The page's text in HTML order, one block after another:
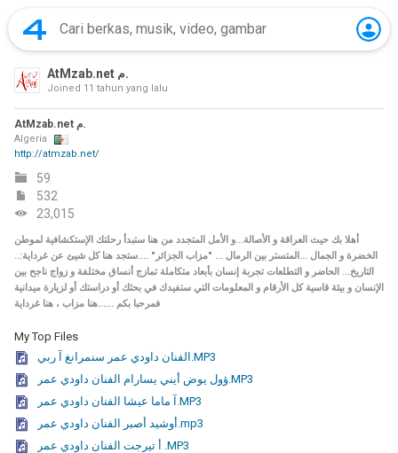
AtMzab.net م.
Joined 11 tahun yang lalu
AtMzab.net م.
Algeria
http://atmzab.net/
59
532
23,015
أهلا بك حيث العراقة و الأصالة...و الأمل المتجدد من هنا ستبدأ رحلتك الإستكشافية لموطن
الخضرة و الجمال ...المتستر بين الرمال ... "مزاب الجزائر" ....ستجد هنا كل شيئ عن غرداية:..
التاريخ... الحاضر و التطلعات تجربة إنسان بأبعاد متكاملة تمازج أنساق مختلفة و زواج ناجح بين
الإنسان و بيئة قاسية كل الأرقام و المعلومات التي ستفيدك في بحثك أو دراستك أو لزيارة ميدانية
فمرحبا بكم ......هنا مزاب ، هنا غرداية
My Top Files
الفنان داودي عمر سنمرانغ آ ربي.MP3
ؤول يوض أيني يسارام الفنان داودي عمر.MP3
آ ماما عيشا الفنان داودي عمر.MP3
أوشيد أصبر الفنان داودي عمر.mp3
أ تيرجت الفنان داودي عمر .MP3